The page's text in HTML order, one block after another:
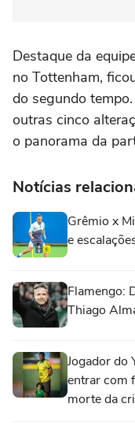
Destaque da
no Tottenham,
do segundo
outras cinco
o panorama da
Notícias
Grêmio x
e
Flamengo:
Thiago
Jogador do
entrar com
morte da